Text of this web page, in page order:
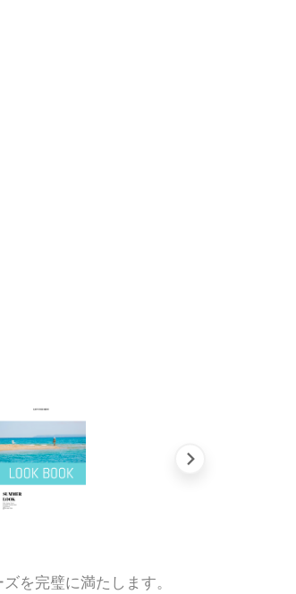
を完璧に満たします。